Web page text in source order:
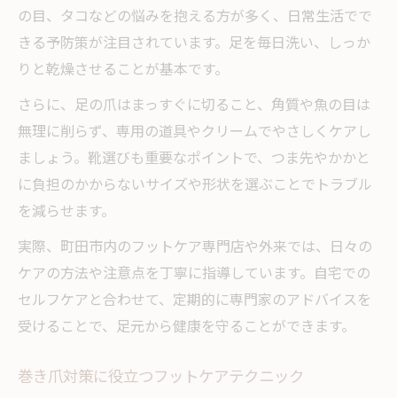
の目、タコなどの悩みを抱える方が多く、日常生活でで
きる予防策が注目されています。足を毎日洗い、しっか
りと乾燥させることが基本です。
さらに、足の爪はまっすぐに切ること、角質や魚の目は
無理に削らず、専用の道具やクリームでやさしくケアし
ましょう。靴選びも重要なポイントで、つま先やかかと
に負担のかからないサイズや形状を選ぶことでトラブル
を減らせます。
実際、町田市内のフットケア専門店や外来では、日々の
ケアの方法や注意点を丁寧に指導しています。自宅での
セルフケアと合わせて、定期的に専門家のアドバイスを
受けることで、足元から健康を守ることができます。
巻き爪対策に役立つフットケアテクニック